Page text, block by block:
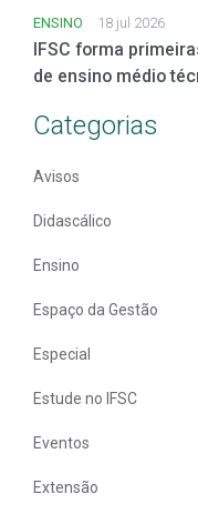
ENSINO 18 jul 2026
IFSC forma
de ensino médio
Categorias
Avisos
Didascálico
Ensino
Espaço da Gestão
Especial
Estude no IFSC
Eventos
Extensão